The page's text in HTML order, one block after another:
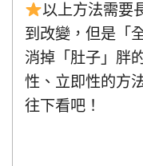
以上方法需要
到改變，但是「
消掉「肚子」胖
性、立即性的方
往下看吧！